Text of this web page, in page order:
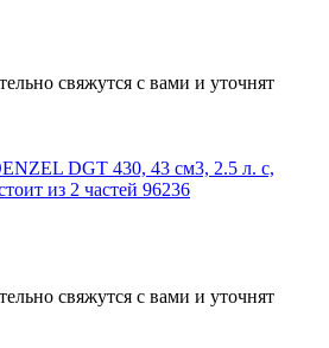
свяжутся с вами и уточнят
DGT 430, 43 см3, 2.5 л. с,
из 2 частей 96236
свяжутся с вами и уточнят